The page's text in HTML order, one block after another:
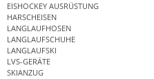
EISHOCKEY AUSRÜSTUNG
HARSCHEISEN
LANGLAUFHOSEN
LANGLAUFSCHUHE
LANGLAUFSKI
LVS-GERÄTE
SKIANZUG